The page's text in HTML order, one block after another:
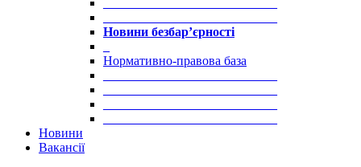
Новини безбар’єрності
Нормативно-правова база
Новини
Вакансії